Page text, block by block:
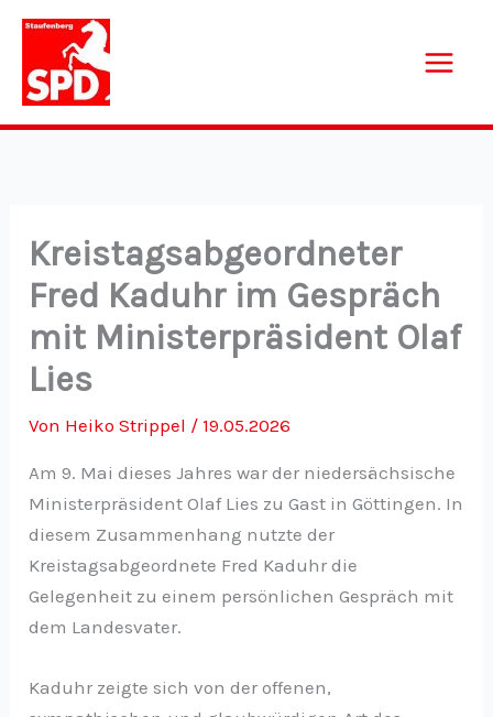
Zum
springen
Kreistagsabgeordneter
Fred Kaduhr im Gespräch
mit Ministerpräsident Olaf
Lies
Von Heiko Strippel / 19.05.2026
Am 9. Mai dieses Jahres war der niedersächsische
Ministerpräsident Olaf Lies zu Gast in Göttingen. In
diesem Zusammenhang nutzte der
Kreistagsabgeordnete Fred Kaduhr die
Gelegenheit zu einem persönlichen Gespräch mit
dem Landesvater.
Kaduhr zeigte sich von der offenen,